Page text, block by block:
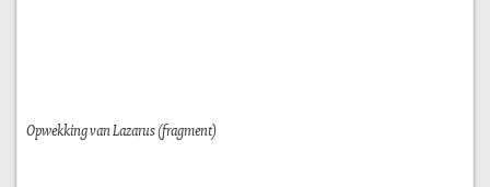
Opwekking van Lazarus (fragment)